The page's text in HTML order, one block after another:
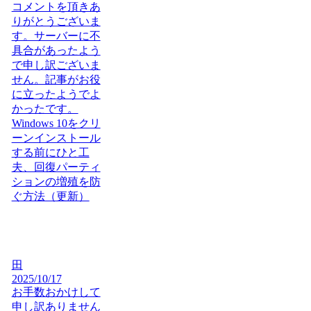
コメントを頂きあ
りがとうございま
す。サーバーに不
具合があったよう
で申し訳ございま
せん。記事がお役
に立ったようでよ
かったです。
Windows 10をクリ
ーンインストール
する前にひと工
夫、回復パーティ
ションの増殖を防
ぐ方法（更新）
田
2025/10/17
お手数おかけして
申し訳ありません